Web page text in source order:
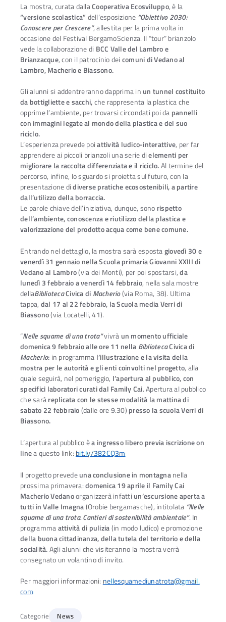
La mostra, curata dallaCooperativa Ecosviluppo, è la
“versione scolastica” dell’esposizione “Obiettivo 2030:
Conoscere per Crescere”, allestita per la prima volta in
occasione del Festival BergamoScienza. Il “tour” brianzolo
vede la collaborazione di BCC Valle del Lambro e
Brianzacque, con il patrocinio dei comuni di Vedano al
Lambro, Macherio e Biassono.
Gli alunni si addentreranno dapprima in un tunnel costituito
da bottigliette e sacchi,che rappresenta la plastica che
opprime l’ambiente, per trovarsi circondati poi da pannelli
con immagini legate al mondo della plastica e del suo
riciclo.
L’esperienza prevede poiattività ludico-interattive, per far
apprendere ai piccoli brianzoli una serie dielementi per
migliorare la raccolta differenziata e il riciclo.Al termine del
percorso, infine, lo sguardo si proietta sul futuro, con la
presentazione didiverse pratiche ecosostenibili, a partire
dall’utilizzo della borraccia.
Le parole chiave dell’iniziativa, dunque, sono rispetto
dell’ambiente, conoscenza e riutilizzo della plastica e
valorizzazione del prodotto acqua come bene comune.
Entrando nel dettaglio, la mostra sarà espostagiovedì 30 e
venerdì 31 gennaio nella Scuola primaria Giovanni XXIII di
Vedano al Lambro(via dei Monti), per poi spostarsi,da
lunedì 3 febbraio a venerdì 14 febbraio, nella sala mostre
dellaBibliotecaCivica di Macherio(via Roma, 38). Ultima
tappa, dal 17 al 22 febbraio, la Scuola media Verri di
Biassono(via Locatelli, 41).
“Nelle squame di una trota”vivrà un momento ufficiale
domenica 9 febbraio alle ore 11 nella BibliotecaCivica di
Macherio: in programma l’illustrazione e la visita della
mostra per le autorità e gli enti coinvolti nel progetto, alla
quale seguirà, nel pomeriggio, l’apertura al pubblico, con
specifici laboratori curati dal Family Cai. Apertura al pubblico
che saràreplicata con le stesse modalità la mattina di
sabato 22 febbraio(dalle ore 9.30) presso la scuola Verri di
Biassono.
L‘apertura al pubblico èa ingresso libero previa iscrizione on
linea questo link: bit.ly/382CQ3m
Il progetto prevedeuna conclusione in montagnanella
prossima primavera:domenica 19 aprile il Family Cai
Macherio Vedanoorganizzerà infatti un’escursione aperta a
tutti in Valle Imagna(Orobie bergamasche), intitolata “Nelle
squame di una trota. Cantieri di sostenibilità ambientale”. In
programmaattività di pulizia(in modo ludico) e promozione
della buona cittadinanza, della tutela del territorio e della
socialità.Agli alunni che visiteranno la mostra verrà
consegnato un volantino di invito.
Per maggiori informazioni: nellesquamediunatrota@gmail.
com
Categorie News